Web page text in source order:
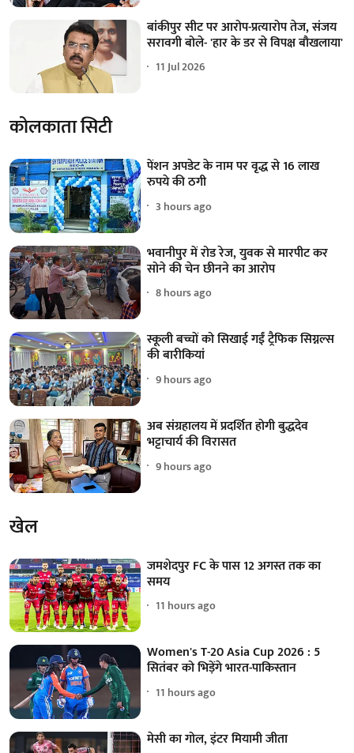
बांकीपुर सीट पर आरोप-प्रत्यारोप तेज, संजय
सरावगी बोले- 'हार के डर से विपक्ष बौखलाया'
11 Jul 2026
कोलकाता सिटी
पेंशन अपडेट के नाम पर वृद्ध से 16 लाख
रुपये की ठगी
3 hours ago
भवानीपुर में रोड रेज, युवक से मारपीट कर
सोने की चेन छीनने का आरोप
8 hours ago
स्कूली बच्चों को सिखाई गईं ट्रैफिक सिग्नल्स
की बारीकियां
9 hours ago
अब संग्रहालय में प्रदर्शित होगी बुद्धदेव
भट्टाचार्य की विरासत
9 hours ago
खेल
जमशेदपुर FC के पास 12 अगस्त तक का
समय
11 hours ago
Women's T-20 Asia Cup 2026 : 5
सितंबर को भिड़ेंगे भारत-पाकिस्तान
11 hours ago
मेसी का गोल, इंटर मियामी जीता